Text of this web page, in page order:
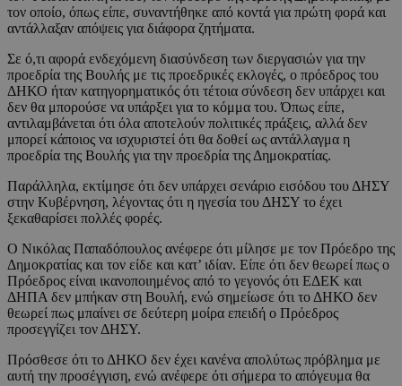
τον οποίο, όπως είπε, συναντήθηκε από κοντά για πρώτη φορά και
αντάλλαξαν απόψεις για διάφορα ζητήματα.
Σε ό,τι αφορά ενδεχόμενη διασύνδεση των διεργασιών για την
προεδρία της Βουλής με τις προεδρικές εκλογές, ο πρόεδρος του
ΔΗΚΟ ήταν κατηγορηματικός ότι τέτοια σύνδεση δεν υπάρχει και
δεν θα μπορούσε να υπάρξει για το κόμμα του. Όπως είπε,
αντιλαμβάνεται ότι όλα αποτελούν πολιτικές πράξεις, αλλά δεν
μπορεί κάποιος να ισχυριστεί ότι θα δοθεί ως αντάλλαγμα η
προεδρία της Βουλής για την προεδρία της Δημοκρατίας.
Παράλληλα, εκτίμησε ότι δεν υπάρχει σενάριο εισόδου του ΔΗΣΥ
στην Κυβέρνηση, λέγοντας ότι η ηγεσία του ΔΗΣΥ το έχει
ξεκαθαρίσει πολλές φορές.
Ο Νικόλας Παπαδόπουλος ανέφερε ότι μίλησε με τον Πρόεδρο της
Δημοκρατίας και τον είδε και κατ’ ιδίαν. Είπε ότι δεν θεωρεί πως ο
Πρόεδρος είναι ικανοποιημένος από το γεγονός ότι ΕΔΕΚ και
ΔΗΠΑ δεν μπήκαν στη Βουλή, ενώ σημείωσε ότι το ΔΗΚΟ δεν
θεωρεί πως μπαίνει σε δεύτερη μοίρα επειδή ο Πρόεδρος
προσεγγίζει τον ΔΗΣΥ.
Πρόσθεσε ότι το ΔΗΚΟ δεν έχει κανένα απολύτως πρόβλημα με
αυτή την προσέγγιση, ενώ ανέφερε ότι σήμερα το απόγευμα θα